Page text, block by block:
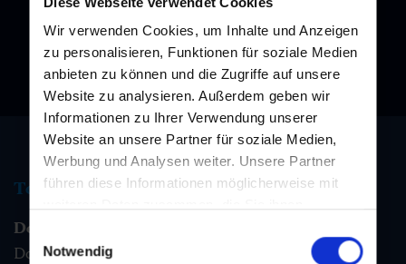
Wir verwenden Cookies, um Inhalte und Anzeigen
zu personalisieren, Funktionen für soziale Medien
anbieten zu können und die Zugriffe auf unsere
Website zu analysieren. Außerdem geben wir
Informationen zu Ihrer Verwendung unserer
Website an unsere Partner für soziale Medien,
Werbung und Analysen weiter. Unsere Partner
führen diese Informationen möglicherweise mit
Nutzung der Dienste gesammelt haben.
Einwilligungsauswahl
Notwendig
Tourismus Information
Dorfgastein
Dorfstraße 1,